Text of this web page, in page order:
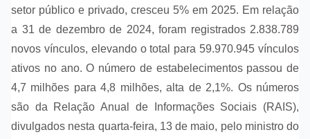
setor público e privado, cresceu 5% em 2025. Em relação
a 31 de dezembro de 2024, foram registrados 2.838.789
novos vínculos, elevando o total para 59.970.945 vínculos
ativos no ano. O número de estabelecimentos passou de
4,7 milhões para 4,8 milhões, alta de 2,1%. Os números
são da Relação Anual de Informações Sociais (RAIS),
divulgados nesta quarta-feira, 13 de maio, pelo ministro do